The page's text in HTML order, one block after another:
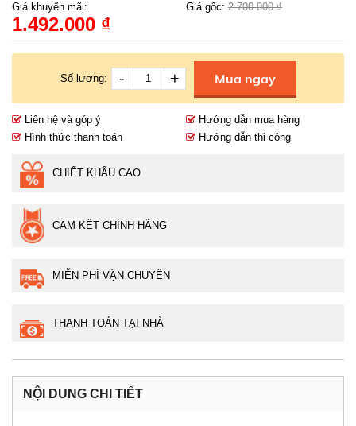
Giá khuyến mãi:
1.492.000 ₫
Giá gốc: 2.700.000 ₫
Số lượng: - + Mua ngay
Liên hệ và góp ý
Hướng dẫn mua hàng
Hình thức thanh toán
Hướng dẫn thi công
CHIẾT KHẤU CAO
CAM KẾT CHÍNH HÃNG
MIỄN PHÍ VẬN CHUYỂN
THANH TOÁN TẠI NHÀ
NỘI DUNG CHI TIẾT